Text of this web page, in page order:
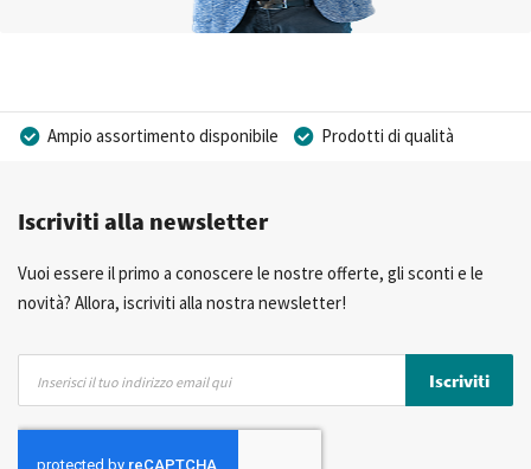
Ampio assortimento disponibile
Prodotti di qualità
Consulenza Personalizzata
Iscriviti alla newsletter
Vuoi essere il primo a conoscere le nostre offerte, gli sconti e le
novità? Allora, iscriviti alla nostra newsletter!
nostra
Newsletter:
Iscriviti